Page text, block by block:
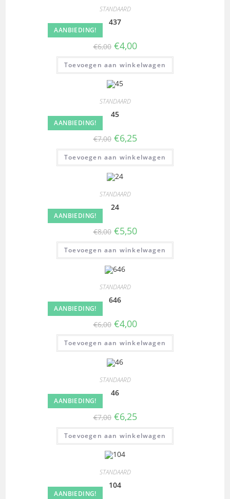
AANBIEDING!
STANDAARD
437
€6,00 €4,00
Toevoegen aan winkelwagen
AANBIEDING!
STANDAARD
45
€7,00 €6,25
Toevoegen aan winkelwagen
AANBIEDING!
STANDAARD
24
€8,00 €5,50
Toevoegen aan winkelwagen
AANBIEDING!
STANDAARD
646
€6,00 €4,00
Toevoegen aan winkelwagen
AANBIEDING!
STANDAARD
46
€7,00 €6,25
Toevoegen aan winkelwagen
AANBIEDING!
STANDAARD
104